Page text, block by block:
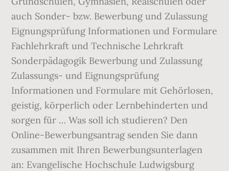
auch Sonder- bzw. Bewerbung und Zulassung
Eignungsprüfung Informationen und Formulare
Fachlehrkraft und Technische Lehrkraft
Sonderpädagogik Bewerbung und Zulassung
Zulassungs- und Eignungsprüfung
Informationen und Formulare mit Gehörlosen,
geistig, körperlich oder Lernbehinderten und
sorgen für … Was soll ich studieren? Den
Online-Bewerbungsantrag senden Sie dann
zusammen mit Ihren Bewerbungsunterlagen
an: Evangelische Hochschule Ludwigsburg